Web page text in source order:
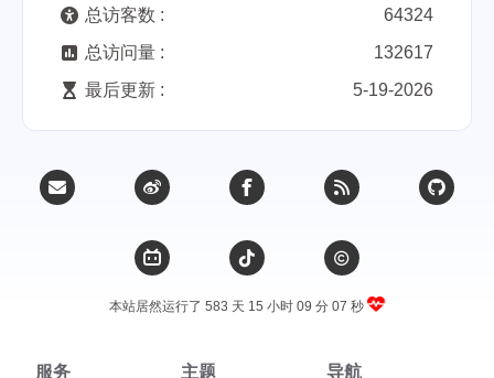
总访客数 :
64324
总访问量 :
132617
最后更新 :
5-19-2026
本站居然运行了 583 天 15 小时 09 分 07 秒
服务 主题 导航